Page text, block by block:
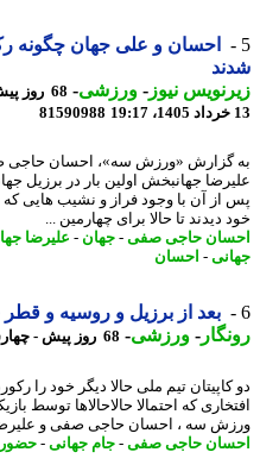
احسان و علی جهان چگونه
نیوز-ورزشی-
68 روز پیش -
81590988
گزارش «ورزش سه»، احسان حاجی
جهانبخش اولین بار در برزیل جهانی
آن با وجود فراز و نشیب هایی که
دیدند تا حالا برای چهارمین ...
حاجی صفی-جهان-علیرضا
-احسان
بعد از برزیل و روسیه و قطر حالا
-ورزشی-68 روز پیش - چهارشنبه 13 خرداد 1405، 19:07
تیم ملی حالا دیگر خود را
که احتمالا حالاحالاها توسط
سه ، احسان حاجی صفی و علیرضا
حاجی صفی-جام جهانی-حضور-